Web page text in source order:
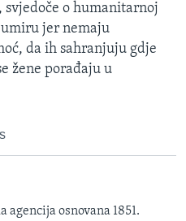
o humanitarnoj
jer nemaju
da ih sahranjuju gdje
žene porađaju u
agencija osnovana 1851.